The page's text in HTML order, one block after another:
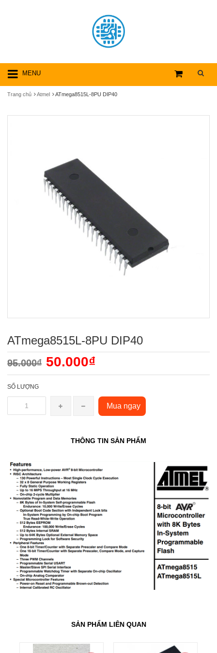
MENU
Trang chủ Atmel ATmega8515L-8PU DIP40
ATmega8515L-8PU DIP40
95.000₫ 50.000₫
SỐ LƯỢNG
Mua ngay
THÔNG TIN SẢN PHẨM
SẢN PHẨM LIÊN QUAN